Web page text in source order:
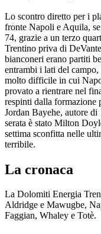
Lo scontro diretto per i
fronte Napoli e Aquila,
74, grazie a un terzo
Trentino priva di
bianconeri erano partiti
entrambi i lati del
molto difficile in cui
provato a rientrare nel
respinti dalla formazione
Jordan Bayehe, autore
serata è stato Milton
settima sconfitta nelle
terribile.
La cronaca
La Dolomiti Energia
Aldridge e Mawugbe,
Faggian, Whaley e Totè.